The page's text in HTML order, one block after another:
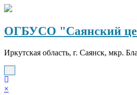
Перейти
содержимому
ОГБУСО "Саянский
Иркутская область, г. Саянск, мкр.
×